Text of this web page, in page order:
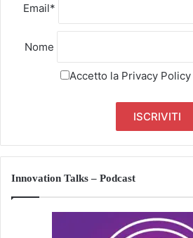
Email*
Nome
Accetto la Privacy Policy
Innovation Talks – Podcast